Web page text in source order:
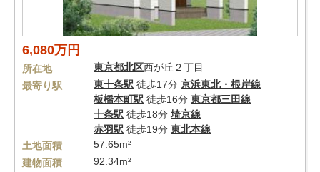
6,080万円
所在地 東京都北区西が丘２丁目
最寄り駅
東十条駅 徒歩17分 京浜東北・根岸線
板橋本町駅 徒歩16分 東京都三田線
十条駅 徒歩18分 埼京線
赤羽駅 徒歩19分 東北本線
土地面積
57.65m²
建物面積
92.34m²